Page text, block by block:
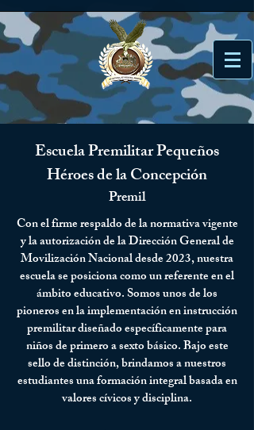
Escuela Premilitar Pequeños
Héroes de la Concepción
Premil
Con el firme respaldo de la normativa vigente
y la autorización de la Dirección General de
Movilización Nacional desde 2023, nuestra
escuela se posiciona como un referente en el
ámbito educativo. Somos unos de los
pioneros en la implementación en instrucción
premilitar diseñado específicamente para
niños de primero a sexto básico. Bajo este
sello de distinción, brindamos a nuestros
estudiantes una formación integral basada en
valores cívicos y disciplina.